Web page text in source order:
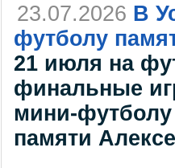
23.07.2026 В
футболу
21 июля на
финальные
мини-
памяти